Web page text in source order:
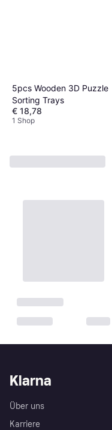
5pcs Wooden 3D Puzzle
Sorting Trays
€ 18,78
1 Shop
Klarna
Über uns
Karriere